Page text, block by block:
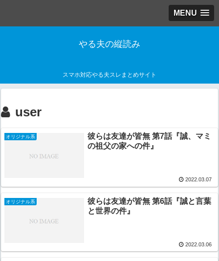
MENU
やる夫の縦読み
スマホ対応やる夫スレまとめサイト
user
オリジナル系
彼らは友達が皆無 第7話『誠、マミ
の祖父の家への件』
2022.03.07
オリジナル系
彼らは友達が皆無 第6話『誠と言葉
と世界の件』
2022.03.06